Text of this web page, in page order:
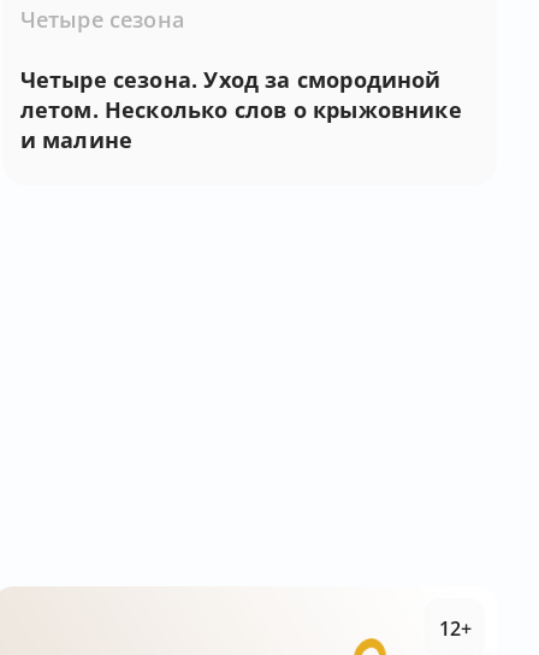
Четыре сезона
Четыре сезона. Уход за смородиной
летом. Несколько слов о крыжовнике
и малине
12+